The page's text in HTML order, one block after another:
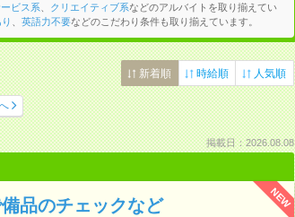
ビス系 クリエイティブ系などのアルバイトを取り揃えてい
英語力不要などのこだわり条件も取り揃えています。
新着順 時給順 人気順
掲載日：2026.08.08
NEW
品のチェックなど